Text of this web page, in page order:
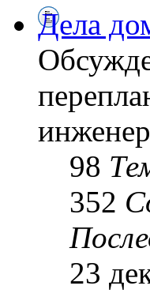
Дела
98
352
23